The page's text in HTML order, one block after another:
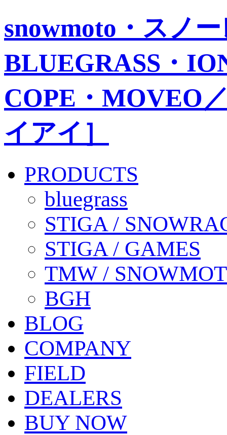
snowmoto・スノ
BLUEGRASS・
COPE・MOVEO
イアイ］
PRODUCTS
bluegrass
STIGA /
STIGA / GAMES
TMW /
BGH
BLOG
COMPANY
FIELD
DEALERS
BUY NOW